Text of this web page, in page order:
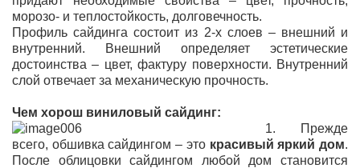
морозо- и теплостойкость, долговечность.
Профиль сайдинга состоит из 2-х слоев – внешний и
внутренний. Внешний определяет эстетические
достоинства – цвет, фактуру поверхности. Внутренний
слой отвечает за механическую прочность.
Чем хорош виниловый сайдинг:
1. Прежде
всего, обшивка сайдингом – это красивый яркий дом.
После облицовки сайдингом любой дом становится